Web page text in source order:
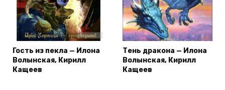
Гость из пекла — Илона
Волынская, Кирилл
Кащеев
Тень дракона — Илона
Волынская, Кирилл
Кащеев